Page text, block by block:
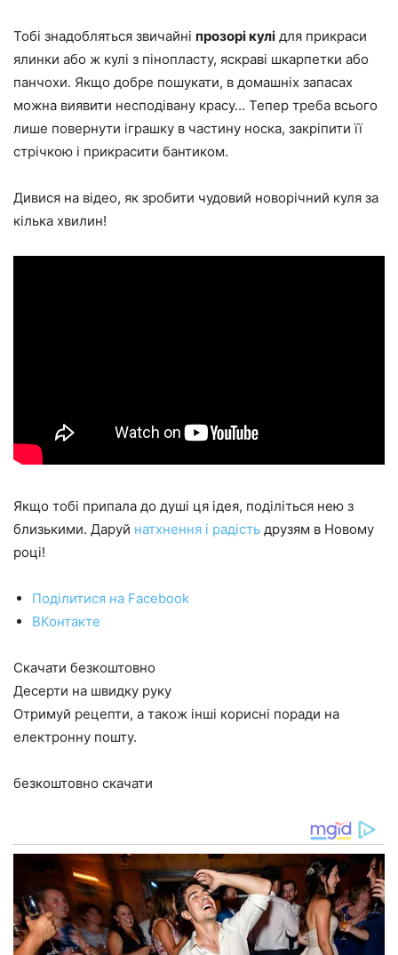
Тобі знадобляться звичайні прозорі кулі для прикраси
ялинки або ж кулі з пінопласту, яскраві шкарпетки або
панчохи. Якщо добре пошукати, в домашніх запасах
можна виявити несподівану красу… Тепер треба всього
лише повернути іграшку в частину носка, закріпити її
стрічкою і прикрасити бантиком.
Дивися на відео, як зробити чудовий новорічний куля за
кілька хвилин!
Якщо тобі припала до душі ця ідея, поділіться нею з
близькими. Даруй натхнення і радість друзям в Новому
році!
Поділитися на Facebook
ВКонтакте
Скачати безкоштовно
Десерти на швидку руку
Отримуй рецепти, а також інші корисні поради на
електронну пошту.
безкоштовно скачати